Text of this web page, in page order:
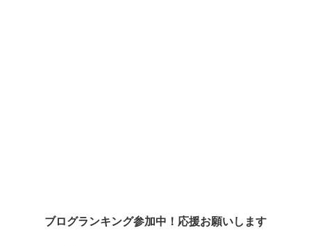
ブログランキング参加中！応援お願いします